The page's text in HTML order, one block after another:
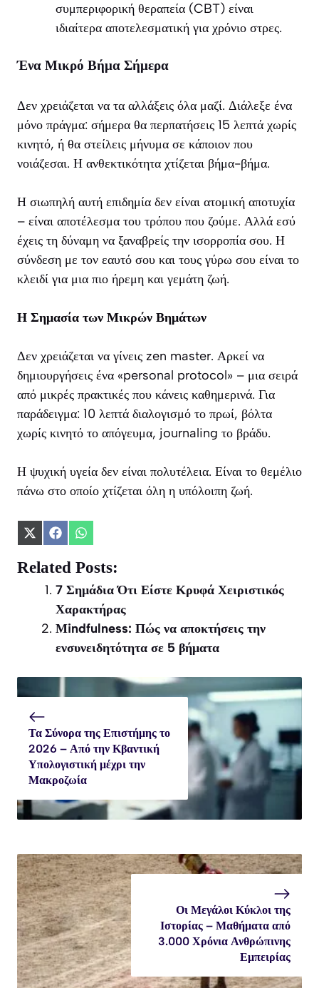
συμπεριφορική θεραπεία (CBT) είναι
ιδιαίτερα αποτελεσματική για χρόνιο στρες.
Ένα Μικρό Βήμα Σήμερα
Δεν χρειάζεται να τα αλλάξεις όλα μαζί. Διάλεξε ένα
μόνο πράγμα: σήμερα θα περπατήσεις 15 λεπτά χωρίς
κινητό, ή θα στείλεις μήνυμα σε κάποιον που
νοιάζεσαι. Η ανθεκτικότητα χτίζεται βήμα-βήμα.
Η σιωπηλή αυτή επιδημία δεν είναι ατομική αποτυχία
– είναι αποτέλεσμα του τρόπου που ζούμε. Αλλά εσύ
έχεις τη δύναμη να ξαναβρείς την ισορροπία σου. Η
σύνδεση με τον εαυτό σου και τους γύρω σου είναι το
κλειδί για μια πιο ήρεμη και γεμάτη ζωή.
Η Σημασία των Μικρών Βημάτων
Δεν χρειάζεται να γίνεις zen master. Αρκεί να
δημιουργήσεις ένα «personal protocol» – μια σειρά
από μικρές πρακτικές που κάνεις καθημερινά. Για
παράδειγμα: 10 λεπτά διαλογισμό το πρωί, βόλτα
χωρίς κινητό το απόγευμα, journaling το βράδυ.
Η ψυχική υγεία δεν είναι πολυτέλεια. Είναι το θεμέλιο
πάνω στο οποίο χτίζεται όλη η υπόλοιπη ζωή.
Share
X
(Twitter)
Share
Facebook
Share
WhatsApp
Related Posts:
7 Σημάδια Ότι Είστε Κρυφά Χειριστικός
Χαρακτήρας
Μindfulness: Πώς να αποκτήσεις την
ενσυνειδητότητα σε 5 βήματα
Τα Σύνορα της Επιστήμης το
2026 – Από την Κβαντική
Υπολογιστική μέχρι την
Μακροζωία
Οι Μεγάλοι Κύκλοι της
Ιστορίας – Μαθήματα από
3.000 Χρόνια Ανθρώπινης
Εμπειρίας